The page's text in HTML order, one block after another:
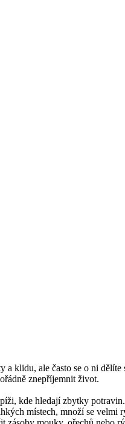
a klidu, ale často se o ni
znepříjemnit život.
kde hledají zbytky potravin.
místech, množí se velmi